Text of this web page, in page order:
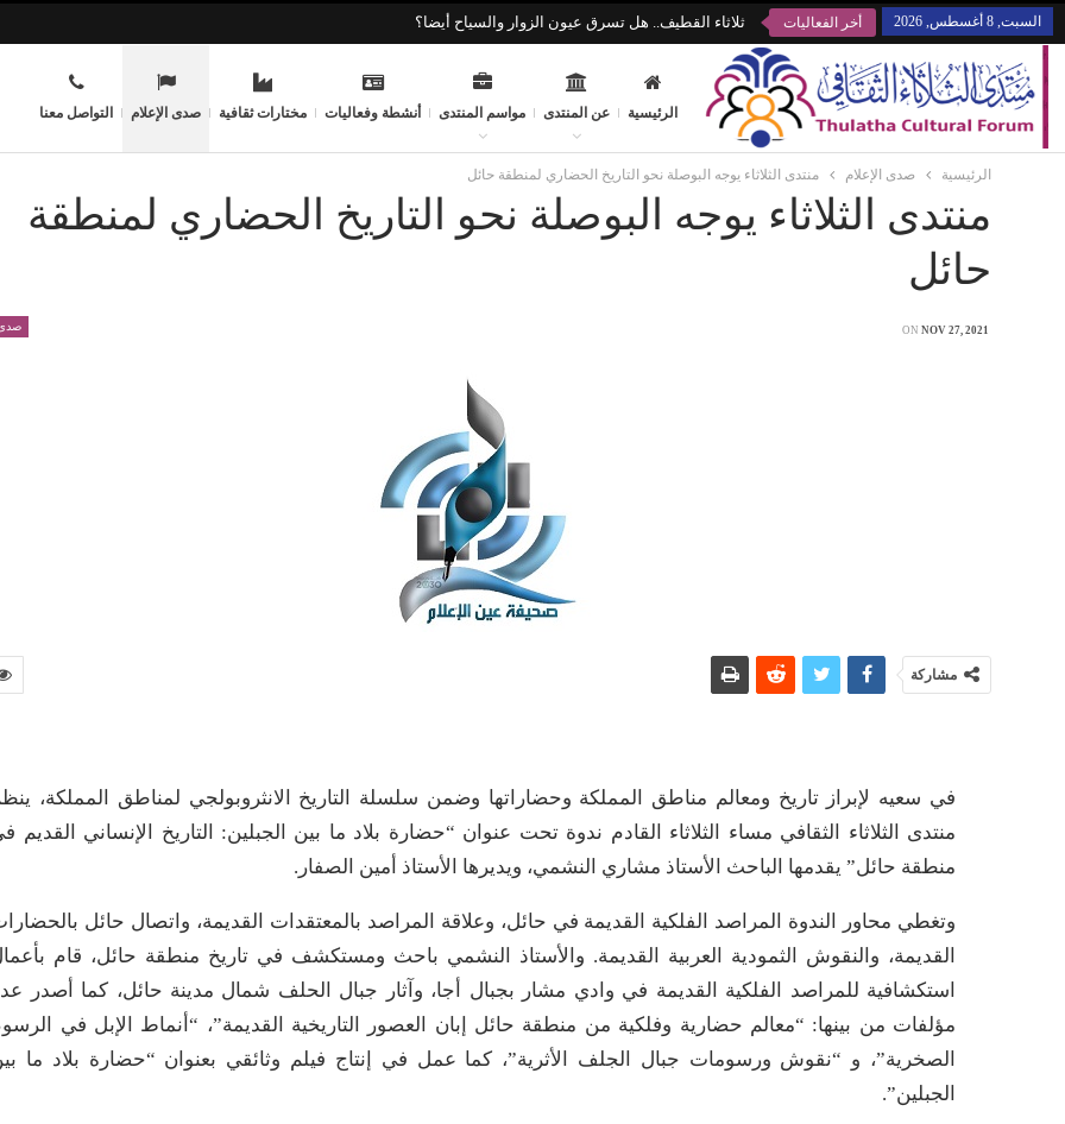
السبت, 8 أغسطس, 2026 أخر الفعاليات ثلاثاء القطيف.. هل تسرق عيون الزوار والسياح أيضا؟
الرئيسية عن المنتدى مواسم المنتدى أنشطة وفعاليات مختارات ثقافية صدى الإعلام التواصل معنا
الرئيسية صدى الإعلام منتدى الثلاثاء يوجه البوصلة نحو التاريخ الحضاري لمنطقة حائل
منتدى الثلاثاء يوجه البوصلة نحو التاريخ الحضاري لمنطقة
حائل
صدى ON NOV 27, 2021
مشاركة
في سعيه لإبراز تاريخ ومعالم مناطق المملكة وحضاراتها وضمن سلسلة التاريخ الانثروبولجي لمناطق المملكة،
منتدى الثلاثاء الثقافي مساء الثلاثاء القادم ندوة تحت عنوان “حضارة بلاد ما بين الجبلين: التاريخ الإنساني القديم
منطقة حائل” يقدمها الباحث الأستاذ مشاري النشمي، ويديرها الأستاذ أمين الصفار.
وتغطي محاور الندوة المراصد الفلكية القديمة في حائل، وعلاقة المراصد بالمعتقدات القديمة، واتصال حائل
القديمة، والنقوش الثمودية العربية القديمة. والأستاذ النشمي باحث ومستكشف في تاريخ منطقة حائل، قام
استكشافية للمراصد الفلكية القديمة في وادي مشار بجبال أجا، وآثار جبال الحلف شمال مدينة حائل، كما أصدر
مؤلفات من بينها: “معالم حضارية وفلكية من منطقة حائل إبان العصور التاريخية القديمة”، “أنماط الإبل في
الصخرية”، و “نقوش ورسومات جبال الجلف الأثرية”، كما عمل في إنتاج فيلم وثائقي بعنوان “حضارة بلاد ما
الجبلين”.